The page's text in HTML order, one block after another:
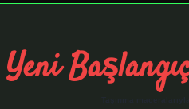
Yeni